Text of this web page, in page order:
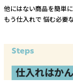
他にはない商品を簡単
もう仕入れで 悩む必要
Steps
仕入れはか